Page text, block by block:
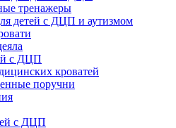
тренажеры
детей с ДЦП и аутизмом
с ДЦП
кроватей
поручни
с ДЦП